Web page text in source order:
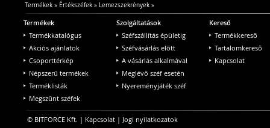
Termékek» Értékszéfek» Lemezszekrények»
Termékek
Termékkatalógus
Akciós ajánlatok
Csoporttérkép
Népszerű termékek
Terméklisták
Megszűnt széfek
Szolgáltatások
Széfszállítás épületig
Széfvásárlás előtt
A vásárlás alkalmával
Meglévő széf esetén
Nyereményjáték széf
Kereső
Termékkereső
Tartalomkereső
Kapcsolat
© BITFORCE Kft. | Kapcsolat | Jogi nyilatkozatok